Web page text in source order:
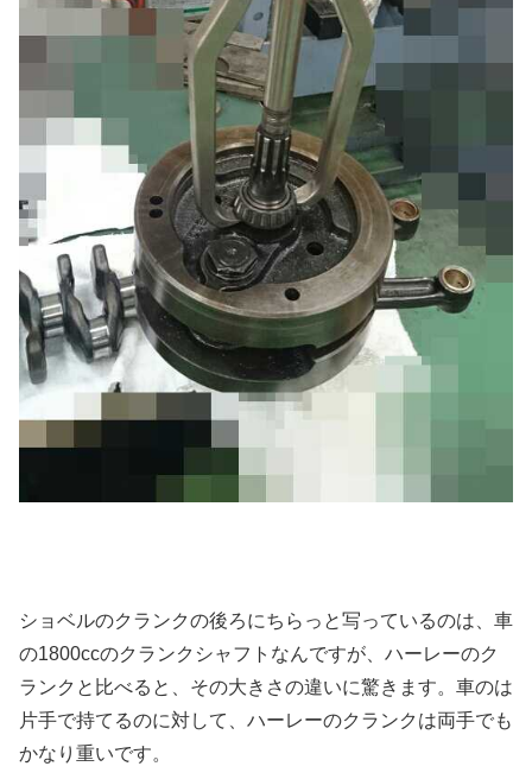
ショベルのクランクの後ろにちらっと写っているのは、車
の1800ccのクランクシャフトなんですが、ハーレーのク
ランクと比べると、その大きさの違いに驚きます。車のは
片手で持てるのに対して、ハーレーのクランクは両手でも
かなり重いです。